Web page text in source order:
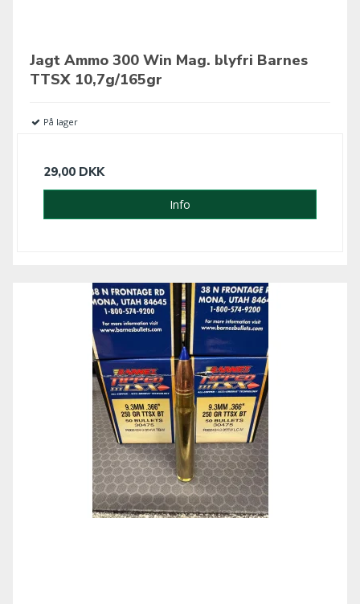
Jagt Ammo 300 Win Mag. blyfri Barnes
TTSX 10,7g/165gr
På lager
29,00 DKK
Info